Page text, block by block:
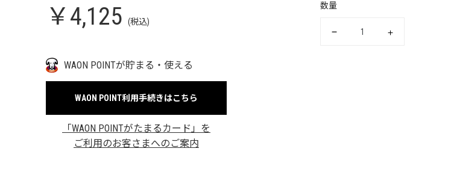
￥4,125 (税込)
数量
WAON POINTが貯まる・使える
WAON POINT利用手続きはこちら
「WAON POINTがたまるカード」を
ご利用のお客さまへのご案内